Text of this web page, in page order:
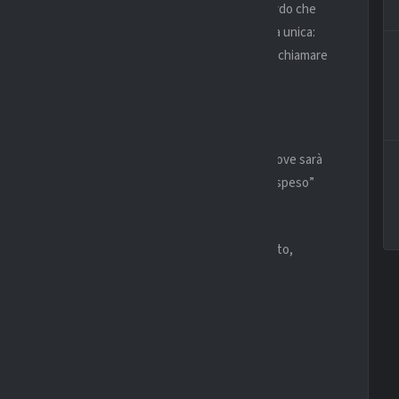
la
sotto la barriera, un colpo da biliardo che
Ma anche fuori dal campo Diego era una figura unica:
banconote ai bambini del quartiere, o di chiamare
eterno di Napoli
dal
, dove sarà
pizzerie napoletane offriranno un “tavolo sospeso”
un popolo intero. Napoli non l’ha mai dimenticato,
il prezzo